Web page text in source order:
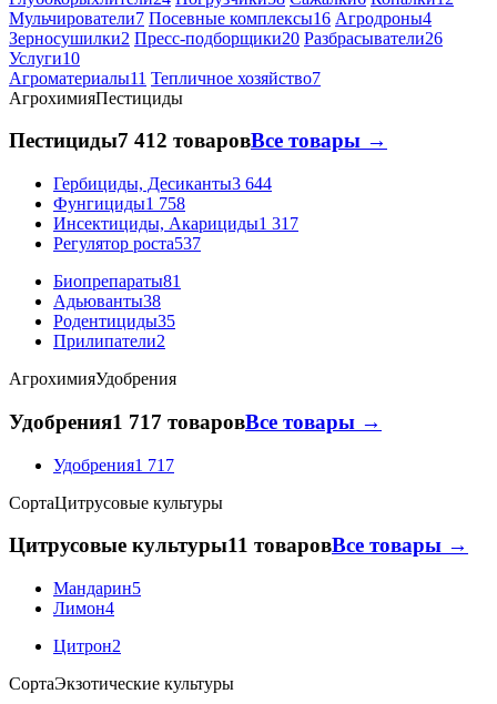
Мульчирователи7 Посевные комплексы16 Агродроны4
Зерносушилки2 Пресс-подборщики20 Разбрасыватели26
Услуги10
Агроматериалы11 Тепличное хозяйство7
АгрохимияПестициды
Пестициды7 412 товаровВсе товары →
Гербициды, Десиканты3 644
Фунгициды1 758
Инсектициды, Акарициды1 317
Регулятор роста537
Биопрепараты81
Адьюванты38
Родентициды35
Прилипатели2
АгрохимияУдобрения
Удобрения1 717 товаровВсе товары →
Удобрения1 717
СортаЦитрусовые культуры
Цитрусовые культуры11 товаровВсе товары →
Мандарин5
Лимон4
Цитрон2
СортаЭкзотические культуры